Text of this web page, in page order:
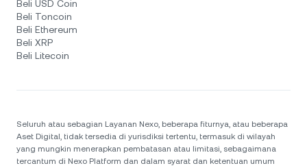
Beli USD Coin
Beli Toncoin
Beli Ethereum
Beli XRP
Beli Litecoin
Seluruh atau sebagian Layanan Nexo, beberapa fiturnya, atau beberapa
Aset Digital, tidak tersedia di yurisdiksi tertentu, termasuk di wilayah
yang mungkin menerapkan pembatasan atau limitasi, sebagaimana
tercantum di Nexo Platform dan dalam syarat dan ketentuan umum